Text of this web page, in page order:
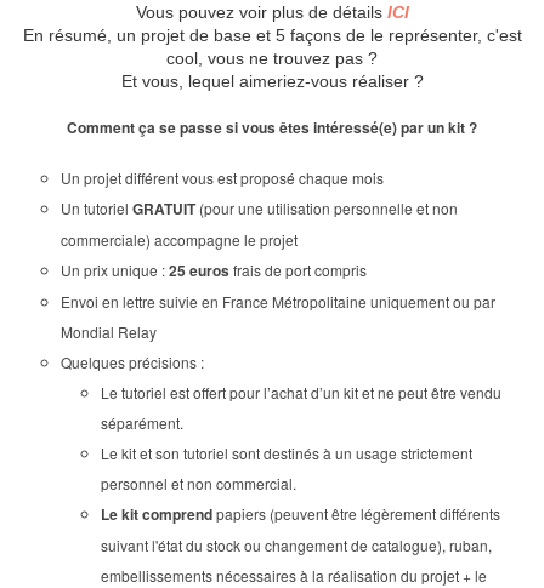
Vous pouvez voir plus de détails ICI
En résumé, un projet de base et 5 façons de le représenter, c'est
cool, vous ne trouvez pas ?
Et vous, lequel aimeriez-vous réaliser ?
Comment ça se passe si vous êtes intéressé(e) par un kit ?
Un projet différent vous est proposé chaque mois
Un tutoriel GRATUIT(pour une utilisation personnelle et non
commerciale) accompagne le projet
Un prix unique :25 euros frais de port compris
Envoi en lettre suivie en France Métropolitaine uniquement ou par
Mondial Relay
Quelques précisions :
Le tutoriel est offert pour l’achat d’un kit et ne peut être vendu
séparément.
Le kit et son tutoriel sont destinés à un usage strictement
personnel et non commercial.
Le kit comprendpapiers (peuvent être légèrement différents
suivant l'état du stock ou changement de catalogue), ruban,
embellissements nécessaires à la réalisation du projet + le